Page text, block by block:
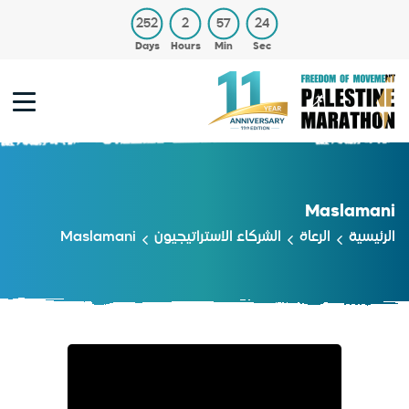
252
Days
2
Hours
57
Min
24
Sec
Maslamani
الرئيسية الرعاة الشركاء الاستراتيجيون Maslamani